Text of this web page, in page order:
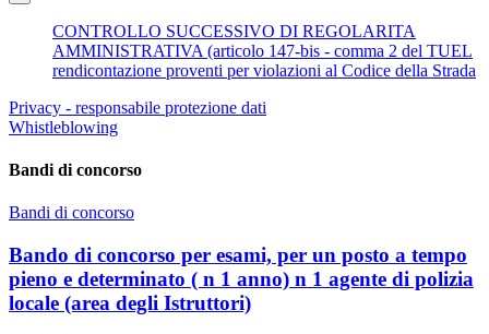
CONTROLLO SUCCESSIVO DI REGOLARITA
AMMINISTRATIVA (articolo 147-bis - comma 2 del TUEL
rendicontazione proventi per violazioni al Codice della Strada
Privacy - responsabile protezione dati
Whistleblowing
Bandi di concorso
Bandi di concorso
Bando di concorso per esami, per un posto a tempo
pieno e determinato ( n 1 anno) n 1 agente di polizia
locale (area degli Istruttori)